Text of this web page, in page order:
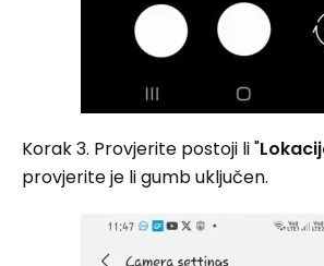
Korak 3. Provjerite postoji li "
provjerite je li gumb uključen.